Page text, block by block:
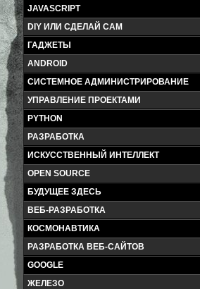
JAVASCRIPT
DIY ИЛИ СДЕЛАЙ САМ
ГАДЖЕТЫ
ANDROID
СИСТЕМНОЕ АДМИНИСТРИРОВАНИЕ
УПРАВЛЕНИЕ ПРОЕКТАМИ
PYTHON
РАЗРАБОТКА
ИСКУССТВЕННЫЙ ИНТЕЛЛЕКТ
OPEN SOURCE
БУДУЩЕЕ ЗДЕСЬ
ВЕБ-РАЗРАБОТКА
КОСМОНАВТИКА
РАЗРАБОТКА ВЕБ-САЙТОВ
GOOGLE
ЖЕЛЕЗО